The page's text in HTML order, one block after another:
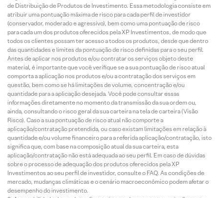
de Distribuição de Produtos de Investimento. Essa metodologia consiste em
atribuir uma pontuação máxima de risco para cada perfil de investidor
(conservador, moderado e agressivo), bem como uma pontuação de risco
para cada um dos produtos oferecidos pela XP Investimentos, de modo que
todos os clientes possam ter acesso a todos os produtos, desde que dentro
das quantidades e limites da pontuação de risco definidas para o seu perfil.
Antes de aplicar nos produtos e/ou contratar os serviços objeto deste
material, é importante que você verifique se a sua pontuação de risco atual
comporta a aplicação nos produtos e/ou a contratação dos serviços em
questão, bem como se há limitações de volume, concentração e/ou
quantidade para a aplicação desejada. Você pode consultar essas
informações diretamente no momento da transmissão da sua ordem ou,
ainda, consultando o risco geral da sua carteira na tela de carteira (Visão
Risco). Caso a sua pontuação de risco atual não comporte a
aplicação/contratação pretendida, ou caso existam limitações em relação à
quantidade e/ou volume financeiro para a referida aplicação/contratação, isto
significa que, com base na composição atual da sua carteira, esta
aplicação/contratação não está adequada ao seu perfil. Em caso de dúvidas
sobre o processo de adequação dos produtos oferecidos pela XP
Investimentos ao seu perfil de investidor, consulte o FAQ. As condições de
mercado, mudanças climáticas e o cenário macroeconômico podem afetar o
desempenho do investimento.